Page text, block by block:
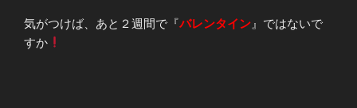
気がつけば、あと２週間で『バレンタイン 』ではないで
すか